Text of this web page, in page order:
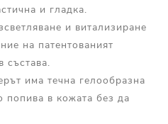
и гладка.
и витализиране
на патентованият
състава.
има течна гелообразна
попива в кожата без да